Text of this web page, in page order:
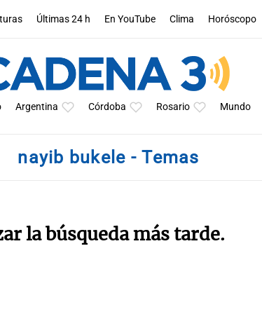
Últimas 24 h En YouTube Clima Horóscopo
Argentina Córdoba Rosario Mundo
nayib bukele - Temas
la búsqueda más tarde.